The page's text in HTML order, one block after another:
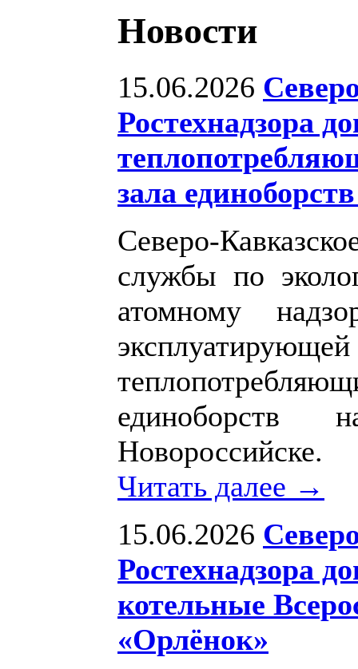
Новости
15.06.2026
Ростехнадзора
зала
Северо-
службы по
атомному
Новороссийске.
Читать далее →
15.06.2026
Ростехнадзора
котельные
«Орлёнок»